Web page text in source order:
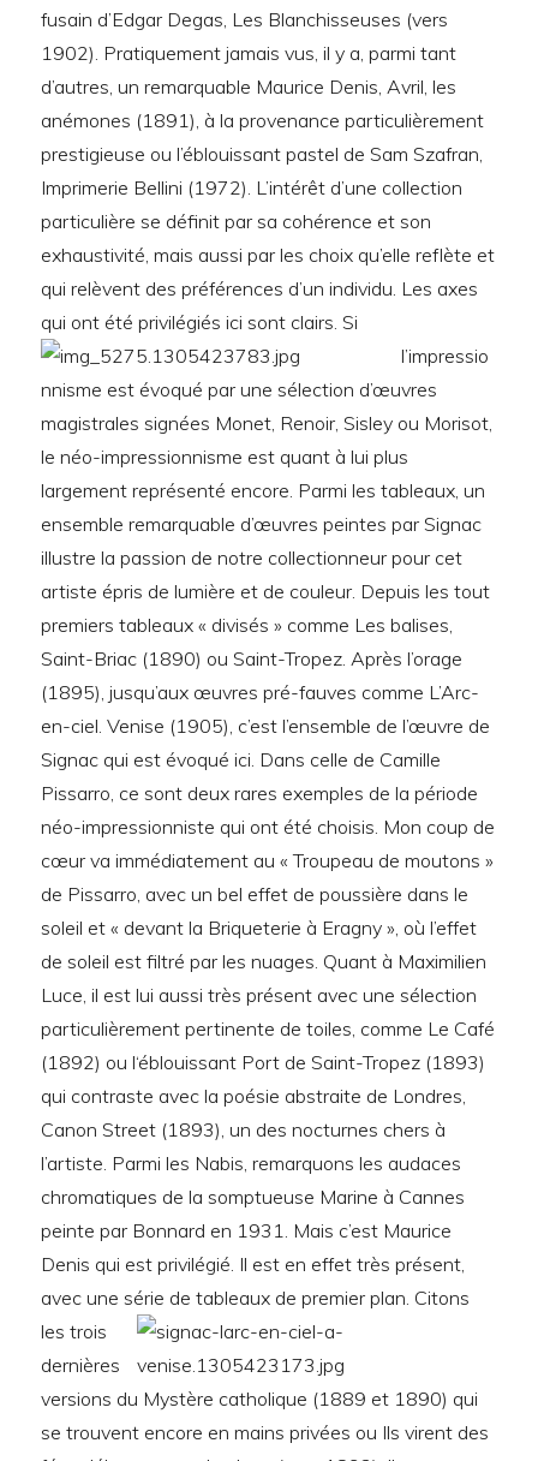
fusain d’Edgar Degas, Les Blanchisseuses (vers
1902). Pratiquement jamais vus, il y a, parmi tant
d’autres, un remarquable Maurice Denis, Avril, les
anémones (1891), à la provenance particulièrement
prestigieuse ou l’éblouissant pastel de Sam Szafran,
Imprimerie Bellini (1972). L’intérêt d’une collection
particulière se définit par sa cohérence et son
exhaustivité, mais aussi par les choix qu’elle reflète et
qui relèvent des préférences d’un individu. Les axes
qui ont été privilégiés ici sont clairs. Si
l’impressio
nnisme est évoqué par une sélection d’œuvres
magistrales signées Monet, Renoir, Sisley ou Morisot,
le néo-impressionnisme est quant à lui plus
largement représenté encore. Parmi les tableaux, un
ensemble remarquable d’œuvres peintes par Signac
illustre la passion de notre collectionneur pour cet
artiste épris de lumière et de couleur. Depuis les tout
premiers tableaux « divisés » comme Les balises,
Saint-Briac (1890) ou Saint-Tropez. Après l’orage
(1895), jusqu’aux œuvres pré-fauves comme L’Arc-
en-ciel. Venise (1905), c’est l’ensemble de l’œuvre de
Signac qui est évoqué ici. Dans celle de Camille
Pissarro, ce sont deux rares exemples de la période
néo-impressionniste qui ont été choisis. Mon coup de
cœur va immédiatement au « Troupeau de moutons »
de Pissarro, avec un bel effet de poussière dans le
soleil et « devant la Briqueterie à Eragny », où l’effet
de soleil est filtré par les nuages. Quant à Maximilien
Luce, il est lui aussi très présent avec une sélection
particulièrement pertinente de toiles, comme Le Café
(1892) ou l‘éblouissant Port de Saint-Tropez (1893)
qui contraste avec la poésie abstraite de Londres,
Canon Street (1893), un des nocturnes chers à
l’artiste. Parmi les Nabis, remarquons les audaces
chromatiques de la somptueuse Marine à Cannes
peinte par Bonnard en 1931. Mais c’est Maurice
Denis qui est privilégié. Il est en effet très présent,
avec une série de tableaux de premier plan. Citons
les trois
dernières
versions du Mystère catholique (1889 et 1890) qui
se trouvent encore en mains privées ou Ils virent des